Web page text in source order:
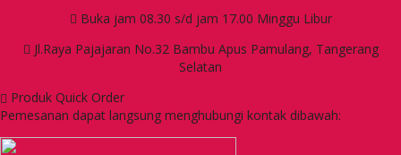
Buka jam 08.30 s/d jam 17.00 Minggu Libur
Jl.Raya Pajajaran No.32 Bambu Apus Pamulang, Tangerang
Selatan
Produk Quick Order
Pemesanan dapat langsung menghubungi kontak dibawah: